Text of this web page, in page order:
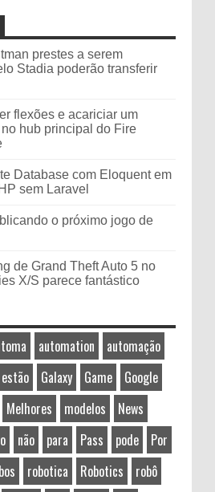
prestes a serem
Stadia poderão transferir
flexões e acariciar um
hub principal do Fire
Database com Eloquent em
sem Laravel
o próximo jogo de
de Grand Theft Auto 5 no
X/S parece fantástico
automation
automação
estão Galaxy Game
Google
Melhores modelos
News
não para Pass pode
Por
robotica Robotics
robô